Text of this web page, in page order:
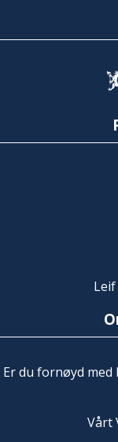
Er du fornøyd med
Vårt